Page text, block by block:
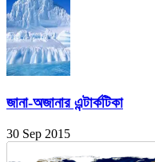
জানা-অজানার এন্টার্কটিকা
30 Sep 2015